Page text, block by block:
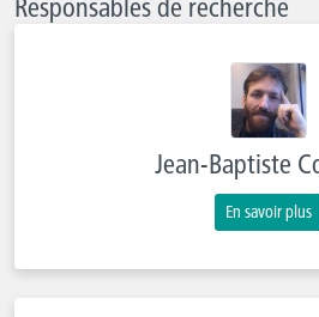
Responsables de recherche
Jean-Baptiste
En savoir plus